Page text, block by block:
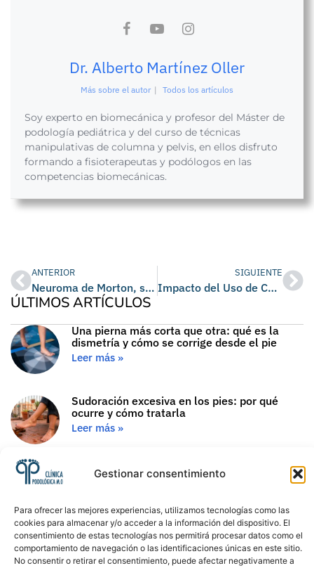
Gestionar consentimiento
Para ofrecer las mejores experiencias, utilizamos tecnologías como las
cookies para almacenar y/o acceder a la información del dispositivo. El
consentimiento de estas tecnologías nos permitirá procesar datos como el
comportamiento de navegación o las identificaciones únicas en este sitio.
No consentir o retirar el consentimiento, puede afectar negativamente a
Dr. Alberto Martínez Oller
Más sobre el autor | Todos los artículos
Soy experto en biomecánica y profesor del Máster de
podología pediátrica y del curso de técnicas
manipulativas de columna y pelvis, en ellos disfruto
formando a fisioterapeutas y podólogos en las
competencias biomecánicas.
ANTERIOR SIGUIENTE
Impacto del Uso de Chanclas: ¿Es Malo Caminar con Chanclas?
ÚLTIMOS ARTÍCULOS
Una pierna más corta que otra: qué es la
dismetría y cómo se corrige desde el pie
Leer más »
Sudoración excesiva en los pies: por qué
ocurre y cómo tratarla
Leer más »
Gota en el pie: síntomas, causas y tratamiento
Leer más »
Cambios en los pies con la edad: qué ocurre
en cada década y cómo cuidarlos
Leer más »